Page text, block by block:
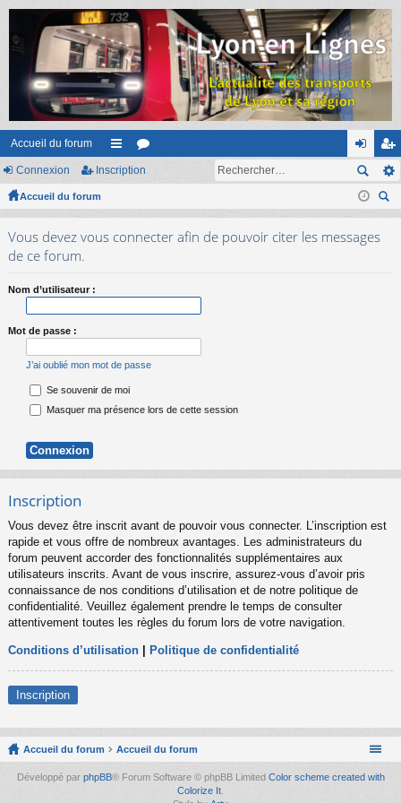
Accueil du forum
ac or on
ne
ns
cri
Connexion Inscription
Accueil du forum
ec
her
Vous devez vous connecter afin de pouvoir citer les messages
de ce forum.
Nom d’utilisateur :
Mot de passe :
J’ai oublié mon mot de passe
Se souvenir de moi
Masquer ma présence lors de cette session
Inscription
Vous devez être inscrit avant de pouvoir vous connecter. L’inscription est
rapide et vous offre de nombreux avantages. Les administrateurs du
forum peuvent accorder des fonctionnalités supplémentaires aux
utilisateurs inscrits. Avant de vous inscrire, assurez-vous d’avoir pris
connaissance de nos conditions d’utilisation et de notre politique de
confidentialité. Veuillez également prendre le temps de consulter
attentivement toutes les règles du forum lors de votre navigation.
Conditions d’utilisation Politique de confidentialité
Inscription
Accueil du forum Accueil du forum
Développé par phpBB® Forum Software © phpBB Limited Color scheme created with
Colorize It.